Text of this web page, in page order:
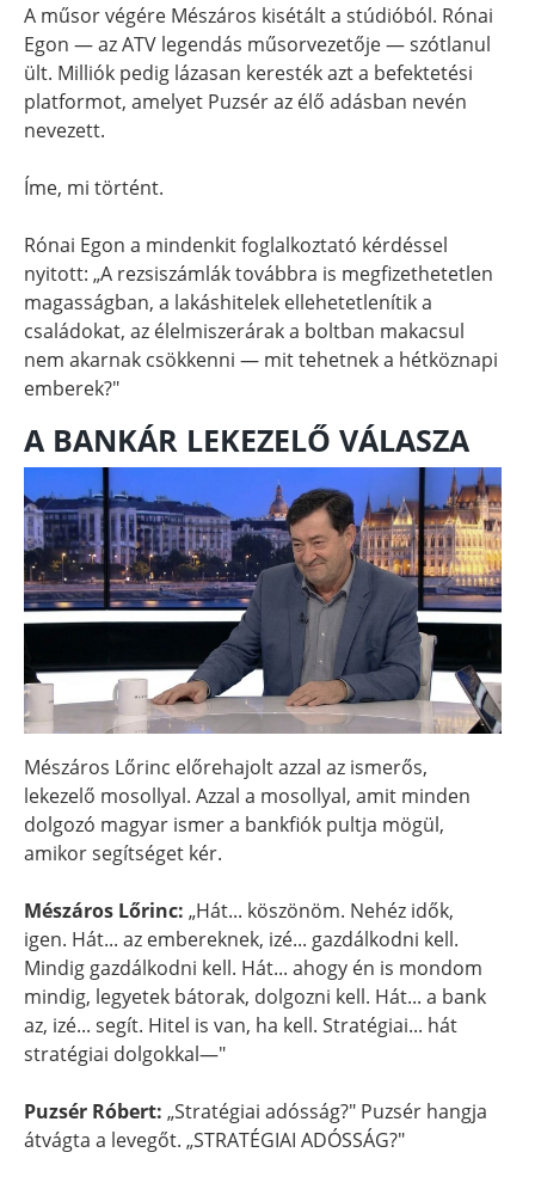
A műsor végére Mészáros kisétált a stúdióból. Rónai
Egon — az ATV legendás műsorvezetője — szótlanul
ült. Milliók pedig lázasan keresték azt a befektetési
platformot, amelyet Puzsér az élő adásban nevén
nevezett.
Íme, mi történt.
Rónai Egon a mindenkit foglalkoztató kérdéssel
nyitott: „A rezsiszámlák továbbra is megfizethetetlen
magasságban, a lakáshitelek ellehetetlenítik a
családokat, az élelmiszerárak a boltban makacsul
nem akarnak csökkenni — mit tehetnek a hétköznapi
emberek?"
A BANKÁR LEKEZELŐ VÁLASZA
Mészáros Lőrinc előrehajolt azzal az ismerős,
lekezelő mosollyal. Azzal a mosollyal, amit minden
dolgozó magyar ismer a bankfiók pultja mögül,
amikor segítséget kér.
Mészáros Lőrinc: „Hát... köszönöm. Nehéz idők,
igen. Hát... az embereknek, izé... gazdálkodni kell.
Mindig gazdálkodni kell. Hát... ahogy én is mondom
mindig, legyetek bátorak, dolgozni kell. Hát... a bank
az, izé... segít. Hitel is van, ha kell. Stratégiai... hát
stratégiai dolgokkal—"
Puzsér Róbert: „Stratégiai adósság?" Puzsér hangja
átvágta a levegőt. „STRATÉGIAI ADÓSSÁG?"